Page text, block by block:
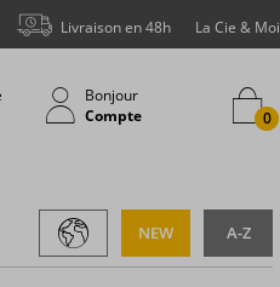
La Cie & Moi
Livraison en 48h
Bonjour
Compte
0
A-Z
NEW